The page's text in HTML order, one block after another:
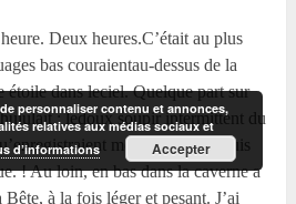
Deux heures.C’était au plus
bas couraientau-dessus de la
étoile dans leciel. Quelque part sur
; ledoux soupir intermittent du
mes oreilles. Et puis
! Au loin, en bas dans la caverne a
à la fois léger et pesant. J’ai
personnaliser contenu et annonces,
relatives aux médias sociaux et
d’informations Accepter